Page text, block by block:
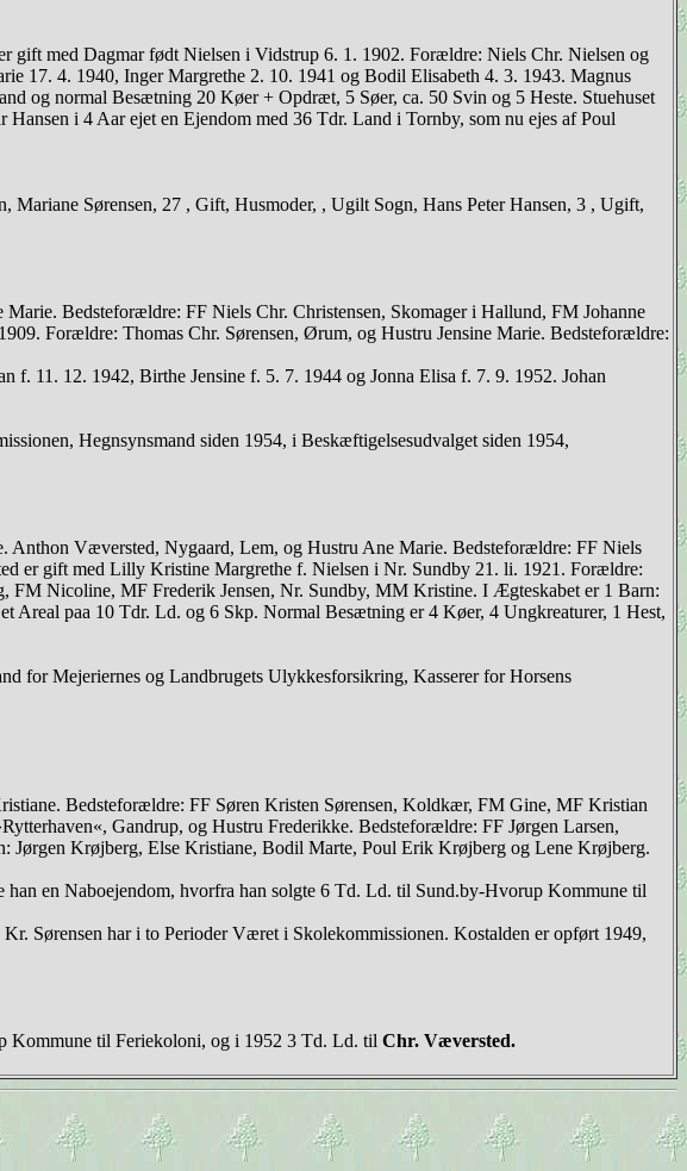
gift med Dagmar født Nielsen i Vidstrup 6. 1. 1902. Forældre: Niels Chr. Nielsen og
17. 4. 1940, Inger Margrethe 2. 10. 1941 og Bodil Elisabeth 4. 3. 1943. Magnus
og normal Besætning 20 Køer + Opdræt, 5 Søer, ca. 50 Svin og 5 Heste. Stuehuset
i 4 Aar ejet en Ejendom med 36 Tdr. Land i Tornby, som nu ejes af Poul
Sørensen, 27 , Gift, Husmoder, , Ugilt Sogn, Hans Peter Hansen, 3 , Ugift,
Bedsteforældre: FF Niels Chr. Christensen, Skomager i Hallund, FM Johanne
Forældre: Thomas Chr. Sørensen, Ørum, og Hustru Jensine Marie. Bedsteforældre:
11. 12. 1942, Birthe Jensine f. 5. 7. 1944 og Jonna Elisa f. 7. 9. 1952. Johan
Hegnsynsmand siden 1954, i Beskæftigelsesudvalget siden 1954,
Væversted, Nygaard, Lem, og Hustru Ane Marie. Bedsteforældre: FF Niels
er gift med Lilly Kristine Margrethe f. Nielsen i Nr. Sundby 21. li. 1921. Forældre:
FM Nicoline, MF Frederik Jensen, Nr. Sundby, MM Kristine. I Ægteskabet er 1 Barn:
paa 10 Tdr. Ld. og 6 Skp. Normal Besætning er 4 Køer, 4 Ungkreaturer, 1 Hest,
for Mejeriernes og Landbrugets Ulykkesforsikring, Kasserer for Horsens
Bedsteforældre: FF Søren Kristen Sørensen, Koldkær, FM Gine, MF Kristian
Gandrup, og Hustru Frederikke. Bedsteforældre: FF Jørgen Larsen,
Krøjberg, Else Kristiane, Bodil Marte, Poul Erik Krøjberg og Lene Krøjberg.
en Naboejendom, hvorfra han solgte 6 Td. Ld. til Sund.by-Hvorup Kommune til
Sørensen har i to Perioder Været i Skolekommissionen. Kostalden er opført 1949,
Kommune til Feriekoloni, og i 1952 3 Td. Ld. til Chr. Væversted.